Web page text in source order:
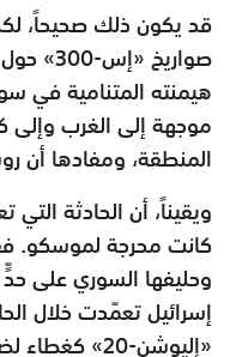
قد يكون ذلك صحيحاً،
صواريخ
هيمنته المتنامية في
موجهة إلى الغرب وإلى
المنطقة، ومفادها أن
كانت محرجة لموسكو.
وحليفها السوري على
إسرائيل تعمّدت خلال
«إليوشن-20»